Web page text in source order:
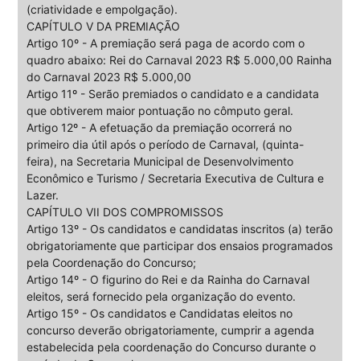
(criatividade e empolgação).
CAPÍTULO V DA PREMIAÇÃO
Artigo 10º - A premiação será paga de acordo com o
quadro abaixo: Rei do Carnaval 2023 R$ 5.000,00 Rainha
do Carnaval 2023 R$ 5.000,00
Artigo 11º - Serão premiados o candidato e a candidata
que obtiverem maior pontuação no cômputo geral.
Artigo 12º - A efetuação da premiação ocorrerá no
primeiro dia útil após o período de Carnaval, (quinta-
feira), na Secretaria Municipal de Desenvolvimento
Econômico e Turismo / Secretaria Executiva de Cultura e
Lazer.
CAPÍTULO VII DOS COMPROMISSOS
Artigo 13º - Os candidatos e candidatas inscritos (a) terão
obrigatoriamente que participar dos ensaios programados
pela Coordenação do Concurso;
Artigo 14º - O figurino do Rei e da Rainha do Carnaval
eleitos, será fornecido pela organização do evento.
Artigo 15º - Os candidatos e Candidatas eleitos no
concurso deverão obrigatoriamente, cumprir a agenda
estabelecida pela coordenação do Concurso durante o